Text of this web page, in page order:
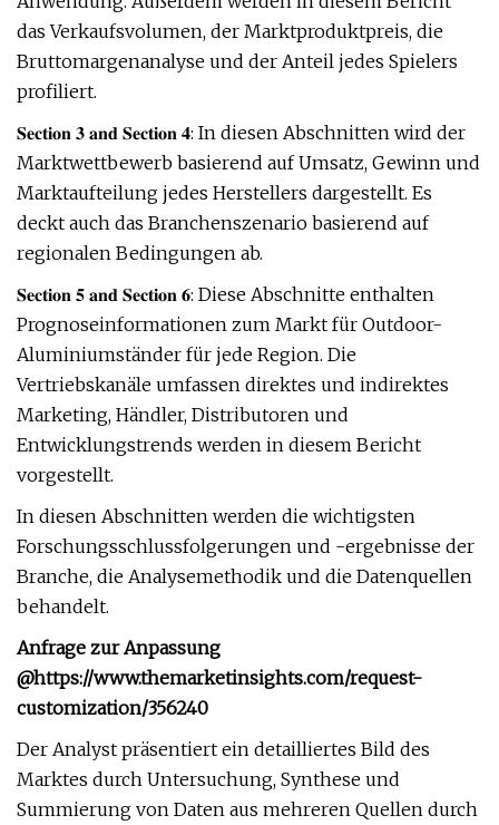
das Verkaufsvolumen, der Marktproduktpreis, die
Bruttomargenanalyse und der Anteil jedes Spielers
profiliert.
𝐒𝐞𝐜𝐭𝐢𝐨𝐧 𝟑 𝐚𝐧𝐝 𝐒𝐞𝐜𝐭𝐢𝐨𝐧 𝟒: In diesen Abschnitten wird der
Marktwettbewerb basierend auf Umsatz, Gewinn und
Marktaufteilung jedes Herstellers dargestellt. Es
deckt auch das Branchenszenario basierend auf
regionalen Bedingungen ab.
𝐒𝐞𝐜𝐭𝐢𝐨𝐧 𝟓 𝐚𝐧𝐝 𝐒𝐞𝐜𝐭𝐢𝐨𝐧 𝟔: Diese Abschnitte enthalten
Prognoseinformationen zum Markt für Outdoor-
Aluminiumständer für jede Region. Die
Vertriebskanäle umfassen direktes und indirektes
Marketing, Händler, Distributoren und
Entwicklungstrends werden in diesem Bericht
vorgestellt.
In diesen Abschnitten werden die wichtigsten
Forschungsschlussfolgerungen und -ergebnisse der
Branche, die Analysemethodik und die Datenquellen
behandelt.
Anfrage zur Anpassung
@https://www.themarketinsights.com/request-
customization/356240
Der Analyst präsentiert ein detailliertes Bild des
Marktes durch Untersuchung, Synthese und
Summierung von Daten aus mehreren Quellen durch